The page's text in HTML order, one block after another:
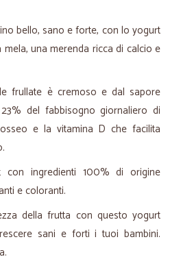
bello, sano e forte, con lo yogurt
una merenda ricca di calcio e
frullate è cremoso e dal sapore
del fabbisogno giornaliero di
e la vitamina D che facilita
ingredienti 100% di origine
e coloranti.
della frutta con questo yogurt
sani e forti i tuoi bambini.